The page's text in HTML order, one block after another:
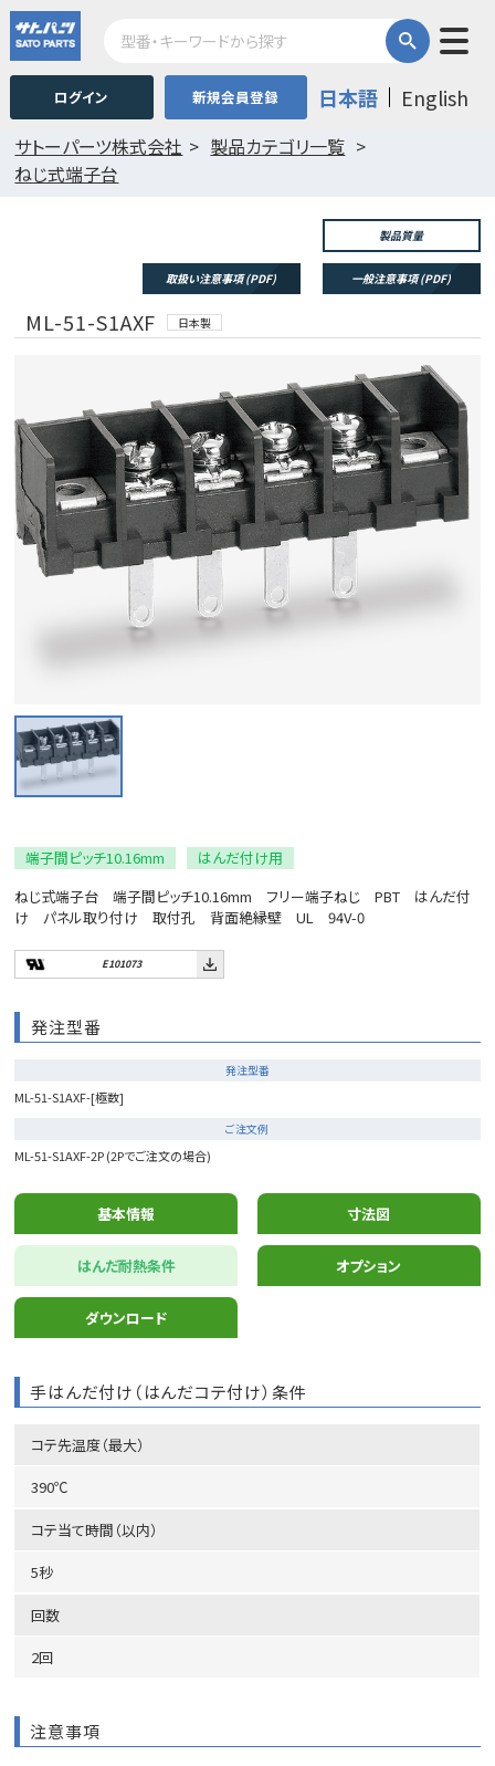
ログイン 新規会員登録 日本語 English
サトーパーツ株式会社
製品カテゴリ一覧
ねじ式端子台
製品質量
取扱い注意事項 (PDF) 一般注意事項 (PDF)
ML-51-S1AXF 日本製
端子間ピッチ10.16mm
はんだ付け用
ねじ式端子台 端子間ピッチ10.16mm フリー端子ねじ PBT はんだ付
け パネル取り付け 取付孔 背面絶縁壁 UL 94V-0
E101073
発注型番
発注型番
ML-51-S1AXF-[極数]
ご注文例
ML-51-S1AXF-2P (2Pでご注文の場合)
基本情報 寸法図
はんだ耐熱条件 オプション
ダウンロード
手はんだ付け（はんだコテ付け）条件
コテ先温度（最大）
390℃
コテ当て時間（以内）
5秒
回数
2回
注意事項